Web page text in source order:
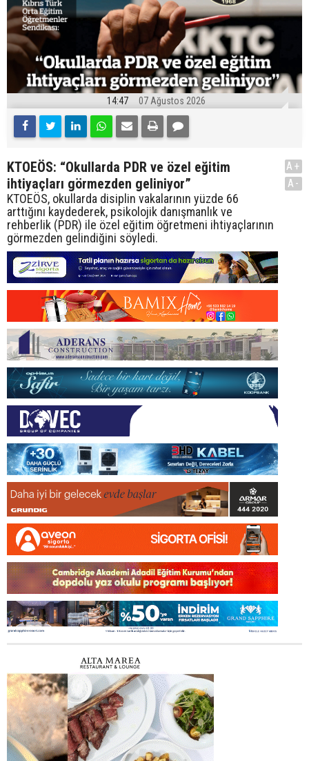
14:47 07 Ağustos 2026
KTOEÖS: “Okullarda PDR ve özel eğitim
ihtiyaçları görmezden geliniyor”
KTOEÖS, okullarda disiplin vakalarının yüzde 66
arttığını kaydederek, psikolojik danışmanlık ve
rehberlik (PDR) ile özel eğitim öğretmeni ihtiyaçlarının
görmezden gelindiğini söyledi.
A+
A-